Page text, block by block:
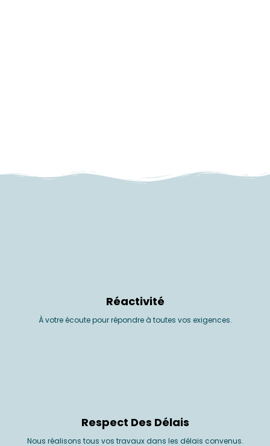
Réactivité
À votre écoute pour répondre à toutes vos exigences.
Respect Des Délais
Nous réalisons tous vos travaux dans les délais convenus.